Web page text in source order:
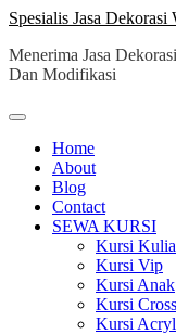
Skip
content
Spesialis Jasa Dekorasi
Menerima Jasa
Dan Modifikasi
Home
About
Blog
Contact
SEWA KURSI
Kursi
Kursi Vip
Kursi Anak
Kursi
Kursi